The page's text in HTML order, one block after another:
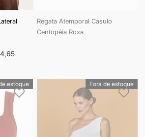
Regata Atemporal Casulo
Centopéia Roxa
estoque
Adicionar à lista de desejos
Fora de estoque